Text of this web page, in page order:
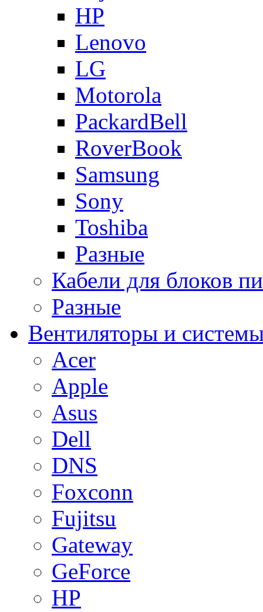
HP
Lenovo
LG
Motorola
PackardBell
RoverBook
Samsung
Sony
Toshiba
Разные
Кабели для блоков
Разные
Вентиляторы и
Acer
Apple
Asus
Dell
DNS
Foxconn
Fujitsu
Gateway
GeForce
HP